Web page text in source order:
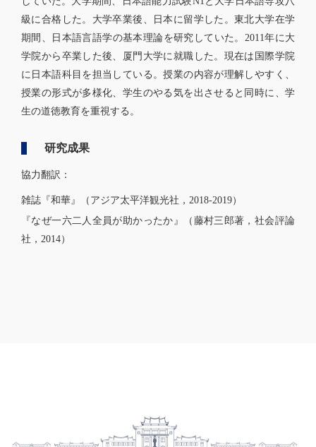
級に合格した。大学卒業後、日本に留学した。東北大学在学
期間、日本語言語学の基本理論を研究していた。2011年に大
学院から卒業した後、厦門大学に就職した。現在は国際学院
に日本語科目を担当している。授業の内容が理解しやすく、
授業の形式が多様化、学生のやる気を出させると同時に、学
生の道徳教育を重視する。
研究成果
協力翻訳：
雑誌『和華』（アジア太平洋観光社， 2018-2019）
『なぜ一六二人全員が助かったか』（藤村三郎著，社会評論
社， 2014）